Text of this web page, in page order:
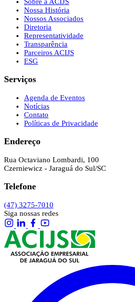
Nossa História
Nossos Associados
Diretoria
Representatividade
Transparência
Parceiros ACIJS
ESG
Serviços
Agenda de Eventos
Notícias
Contato
Políticas de Privacidade
Endereço
Rua Octaviano Lombardi, 100
Czerniewicz - Jaraguá do Sul/SC
Telefone
(47) 3275-7010
Siga nossas redes